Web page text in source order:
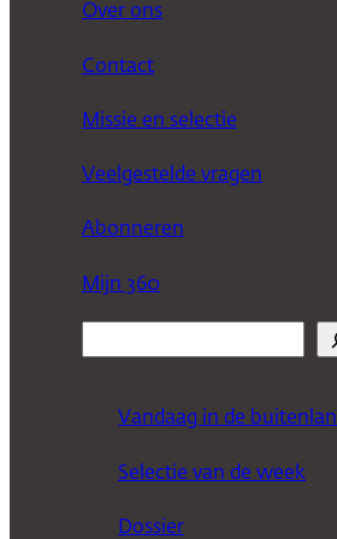
Over ons
Contact
Missie en selectie
Veelgestelde vragen
Abonneren
Mijn 360
Vandaag in de
Selectie van de week
Dossier